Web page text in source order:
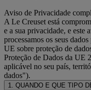
Aviso de Privacidade
A Le Creuset está
e a sua privacidade, e este
processamos os seus
UE sobre proteção de
Proteção de Dados da UE
aplicável no seu país,
dados").
1. QUANDO E QUE TIPO